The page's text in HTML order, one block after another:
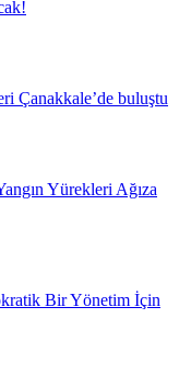
Çanakkale’de buluştu
Yürekleri Ağıza
Bir Yönetim İçin